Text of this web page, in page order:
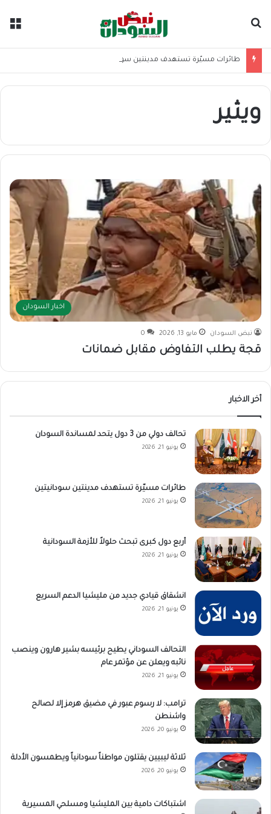
طائرات مسيّرة تستهدف مدينتين سودانيتين
ويثير
اخبار السودان
نبض السودان مايو 13, 2026 0
قجة يطلب التفاوض مقابل ضمانات
أخر الاخبار
تحالف دولي من 3 دول يتحد لمساندة السودان
يونيو 21, 2026
طائرات مسيّرة تستهدف مدينتين سودانيتين
يونيو 21, 2026
أربع دول كبرى تبحث حلولاً للأزمة السودانية
يونيو 21, 2026
انشقاق قيادي جديد من مليشيا الدعم السريع
يونيو 21, 2026
التحالف السوداني يطيح برئيسه بشير هارون وينصب
نائبه ويعلن عن مؤتمر عام
يونيو 21, 2026
ترامب: لا رسوم عبور في مضيق هرمز إلا لصالح
واشنطن
يونيو 20, 2026
ثلاثة ليبيين يقتلون مواطناً سودانياً ويطمسون الأدلة
يونيو 20, 2026
اشتباكات دامية بين المليشيا ومسلحي المسيرية